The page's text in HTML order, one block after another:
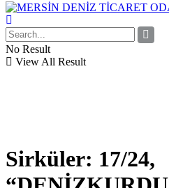
No Result
View All Result
Sirküler: 17/24,